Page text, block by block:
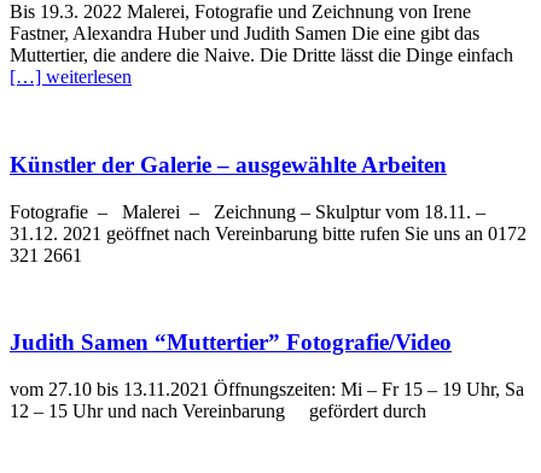
Bis 19.3. 2022 Malerei, Fotografie und Zeichnung von Irene
Fastner, Alexandra Huber und Judith Samen Die eine gibt das
Muttertier, die andere die Naive. Die Dritte lässt die Dinge einfach
[…] weiterlesen
Künstler der Galerie – ausgewählte Arbeiten
Fotografie – Malerei – Zeichnung – Skulptur vom 18.11. –
31.12. 2021 geöffnet nach Vereinbarung bitte rufen Sie uns an 0172
321 2661
Judith Samen “Muttertier” Fotografie/Video
vom 27.10 bis 13.11.2021 Öffnungszeiten: Mi – Fr 15 – 19 Uhr, Sa
12 – 15 Uhr und nach Vereinbarung gefördert durch